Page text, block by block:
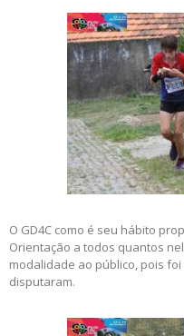
O GD4C como é seu hábito
Orientação a todos quantos
modalidade ao público, pois
disputaram.